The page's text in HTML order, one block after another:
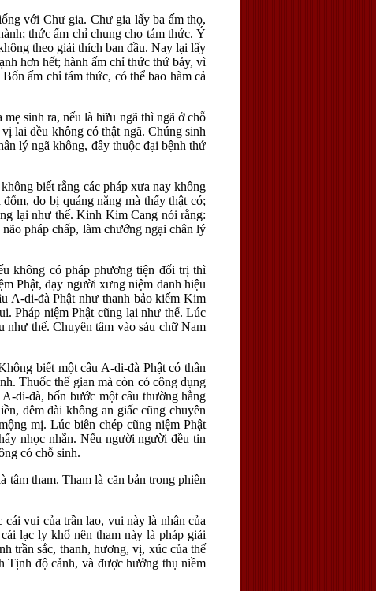
với Chư gia. Chư gia lấy ba ấm thọ,
thức ấm chỉ chung cho tám thức. Ý
theo giải thích ban đầu. Nay lại lấy
hơn hết; hành ấm chỉ thức thứ bảy, vì
ấm chỉ tám thức, có thể bao hàm cả
sinh ra, nếu là hữu ngã thì ngã ở chỗ
lai đều không có thật ngã. Chúng sinh
lý ngã không, đây thuộc đại bệnh thứ
biết rằng các pháp xưa nay không
do bị quáng nắng mà thấy thật có;
lại như thế. Kinh Kim Cang nói rằng:
pháp chấp, làm chướng ngại chân lý
không có pháp phương tiện đối trị thì
Phật, dạy người xưng niệm danh hiệu
A-di-đà Phật như thanh bảo kiếm Kim
Pháp niệm Phật cũng lại như thế. Lúc
như thế. Chuyên tâm vào sáu chữ Nam
biết một câu A-di-đà Phật có thần
Thuốc thế gian mà còn có công dụng
di-đà, bốn bước một câu thường hằng
đêm dài không an giấc cũng chuyên
mị. Lúc biên chép cũng niệm Phật
nhọc nhằn. Nếu người người đều tin
có chỗ sinh.
tham. Tham là căn bản trong phiền
vui của trần lao, vui này là nhân của
lạc ly khổ nên tham này là pháp giải
trần sắc, thanh, hương, vị, xúc của thế
Tịnh độ cảnh, và được hưởng thụ niềm